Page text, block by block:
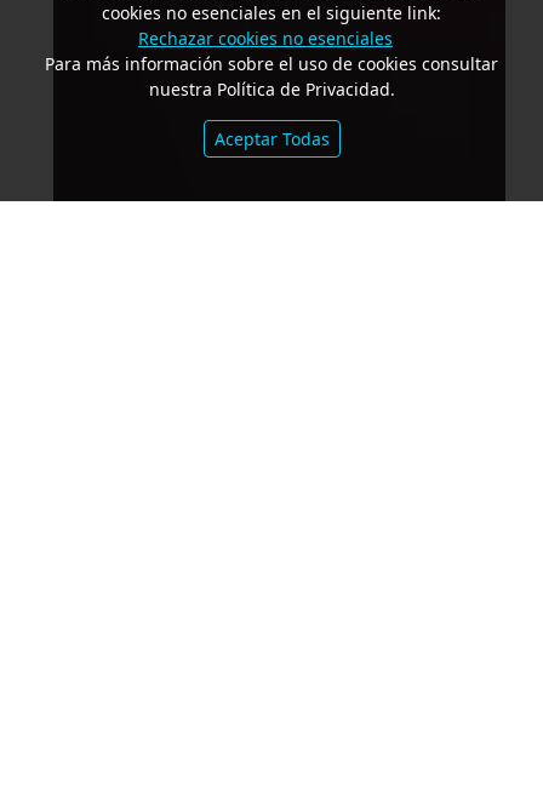
cookies no esenciales en el siguiente link:
Rechazar cookies no esenciales
Para más información sobre el uso de cookies consultar
nuestra Política de Privacidad.
Aceptar Todas